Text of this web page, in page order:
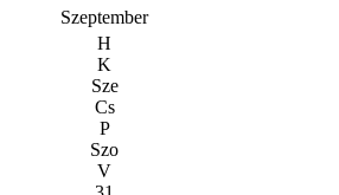
Szeptember
H
K
Sze
Cs
P
Szo
V